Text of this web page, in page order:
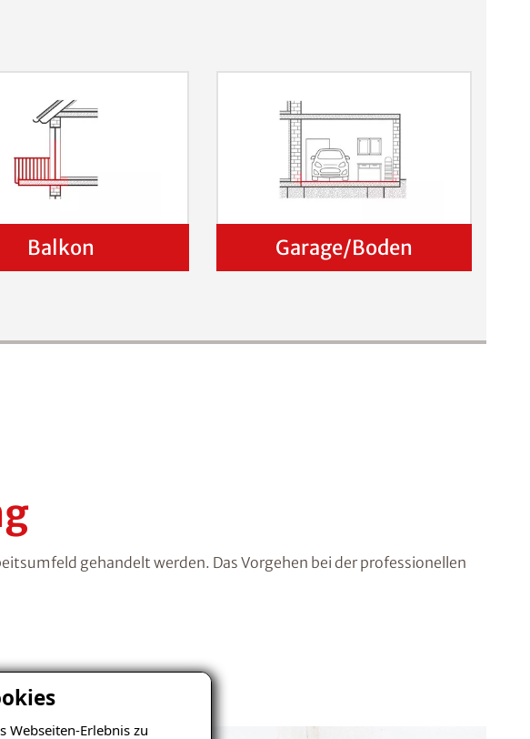
Webseiten-Erlebnis zu
Balkon Garage/Boden
gehandelt werden. Das Vorgehen bei der professionellen